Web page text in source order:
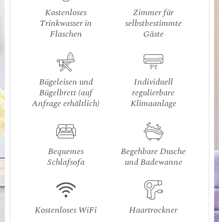
Kostenloses
Trinkwasser in
Flaschen
Zimmer für
selbstbestimmte
Gäste
Bügeleisen und
Bügelbrett (auf
Anfrage erhältlich)
Individuell
regulierbare
Klimaanlage
Bequemes
Schlafsofa
Begehbare Dusche
und Badewanne
Kostenloses WiFi Haartrockner